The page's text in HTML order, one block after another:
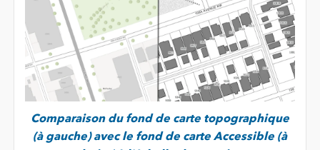
Comparaison du fond de carte topographique
(à gauche) avec le fond de carte Accessible (à